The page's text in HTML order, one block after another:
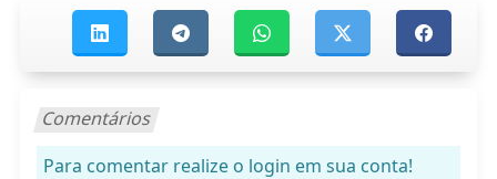
Comentários
Para comentar realize o login em sua conta!